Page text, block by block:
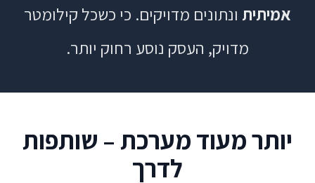
אמיתית ונתונים מדויקים. כי כשכל קילומטר
מדויק, העסק נוסע רחוק יותר.
יותר מעוד מערכת – שותפות
לדרך